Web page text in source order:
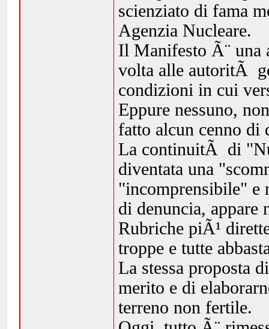
scienziato di fama
Agenzia Nucleare.
Il Manifesto Ã¨ una
volta alle autoritÃ
condizioni in cui
Eppure nessuno,
fatto alcun cenno di
La continuitÃ di
diventata una
"incomprensibile" e
di denuncia, appare
Rubriche piÃ¹
troppe e tutte
La stessa proposta
merito e di
terreno non fertile.